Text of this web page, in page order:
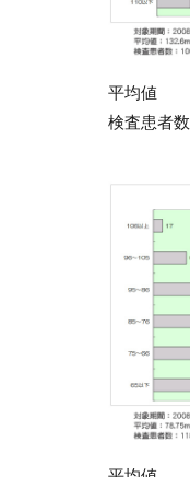
平均値
検査患者数